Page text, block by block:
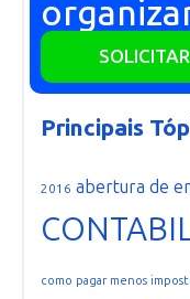
Principais
2016 abertura de
como pagar menos